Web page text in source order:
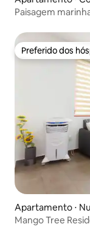
Paisagem
Preferido dos
Preferido dos
Apartamento ⋅
Mango Tree